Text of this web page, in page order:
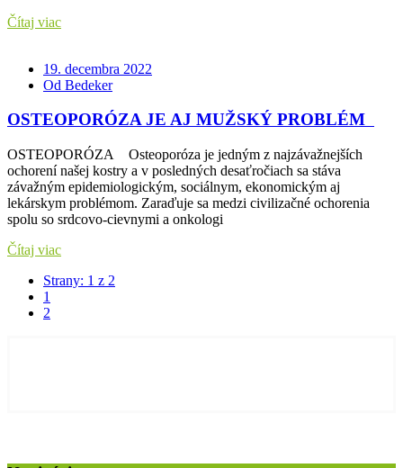
Čítaj viac
19. decembra 2022
Od Bedeker
OSTEOPORÓZA JE AJ MUŽSKÝ PROBLÉM
OSTEOPORÓZA Osteoporóza je jedným z najzávažnejších
ochorení našej kostry a v posledných desaťročiach sa stáva
závažným epidemiologickým, sociálnym, ekonomickým aj
lekárskym problémom. Zaraďuje sa medzi civilizačné ochorenia
spolu so srdcovo-cievnymi a onkologi
Čítaj viac
Strany: 1 z 2
1
2